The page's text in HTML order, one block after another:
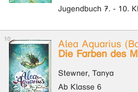
Jugendbuch 7. - 10.
Alea Aquarius
Die Farben des
Stewner, Tanya
Ab Klasse 6